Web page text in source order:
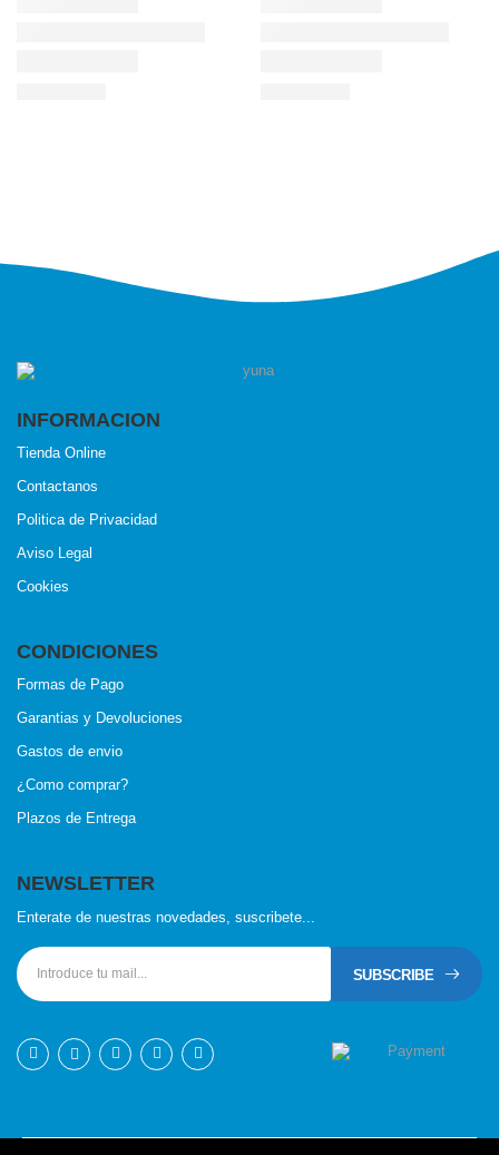
INFORMACION
Tienda Online
Contactanos
Politica de Privacidad
Aviso Legal
Cookies
CONDICIONES
Formas de Pago
Garantias y Devoluciones
Gastos de envio
¿Como comprar?
Plazos de Entrega
NEWSLETTER
Enterate de nuestras novedades, suscribete...
SUBSCRIBE